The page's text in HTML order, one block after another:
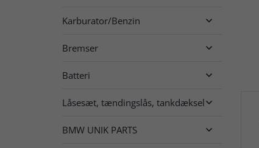
Karburator/Benzin 
Bremser 
Batteri 
Låsesæt, tændingslås, tankdæksel
BMW UNIK PARTS 